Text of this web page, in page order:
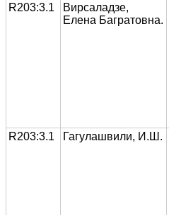
R203:3.1
Вирсаладзе,
Елена Багратовна.
R203:3.1 Гагулашвили, И.Ш.